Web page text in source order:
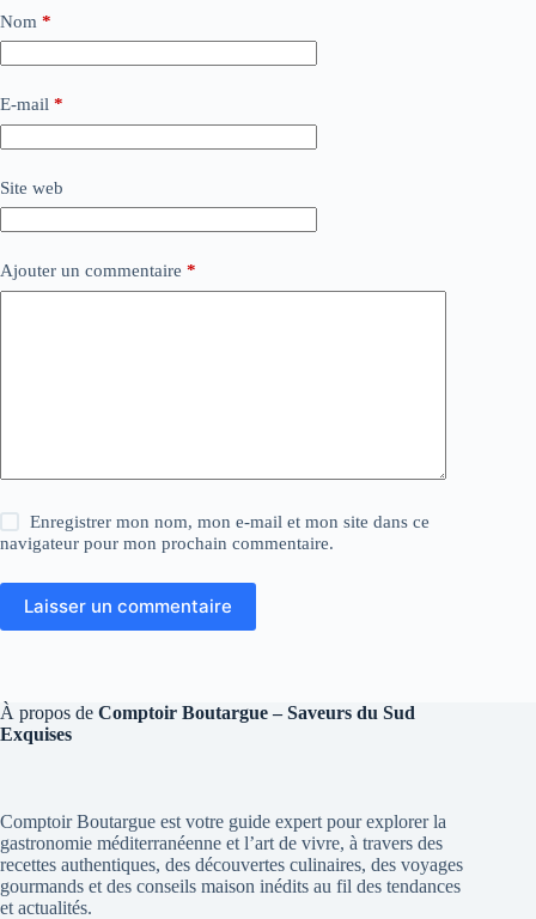
Nom *
E-mail *
Site web
Ajouter un commentaire *
Enregistrer mon nom, mon e-mail et mon site dans ce
navigateur pour mon prochain commentaire.
Laisser un commentaire
À propos de Comptoir Boutargue – Saveurs du Sud
Exquises
Comptoir Boutargue est votre guide expert pour explorer la
gastronomie méditerranéenne et l’art de vivre, à travers des
recettes authentiques, des découvertes culinaires, des voyages
gourmands et des conseils maison inédits au fil des tendances
et actualités.